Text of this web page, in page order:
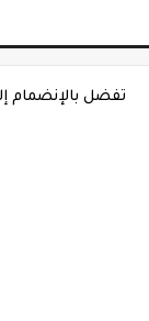
تفضل بالإنضمام